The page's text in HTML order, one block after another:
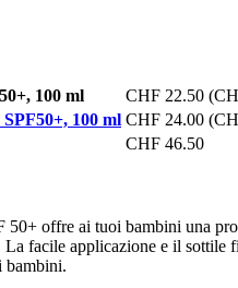
100 ml CHF 22.50
100 ml CHF 24.00
CHF 46.50
50+ offre ai tuoi bambini una
facile applicazione e il
bambini.